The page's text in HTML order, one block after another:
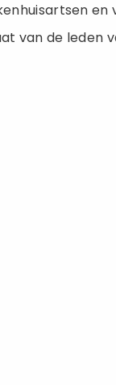
van de leden